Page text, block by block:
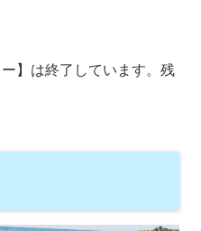
】は終了しています。残